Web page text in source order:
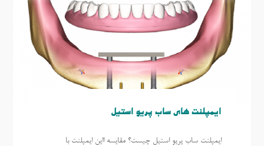
ایمپلنت های ساب پریو استیل
ایمپلنت ساب پریو استیل چیست؟ مقایسه ااین ایمپلنت با